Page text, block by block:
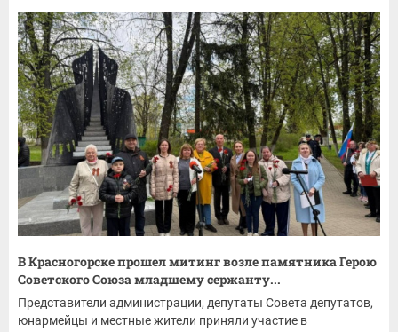
В Красногорске прошел митинг возле памятника Герою
Советского Союза младшему сержанту...
Представители администрации, депутаты Совета депутатов,
юнармейцы и местные жители приняли участие в